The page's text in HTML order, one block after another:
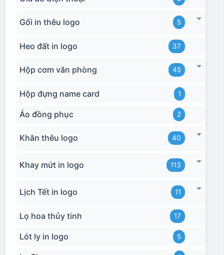
Gối in thêu logo 5
Heo đất in logo 37
Hộp cơm văn phòng 45
Hộp đựng name card 1
Áo đồng phục 2
Khăn thêu logo 40
Khay mứt in logo 113
Lịch Tết in logo 11
Lọ hoa thủy tinh 17
Lót ly in logo 5